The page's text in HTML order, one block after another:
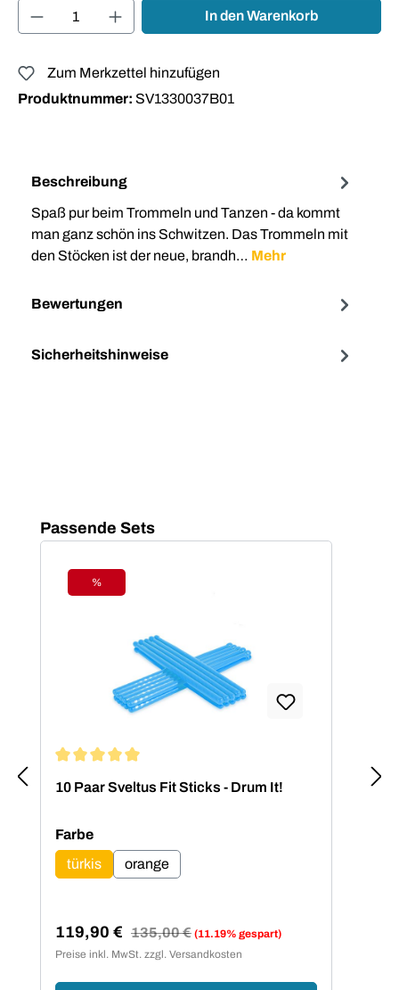
Produkt Anzahl: Gib den gewünschten
In den Warenkorb
Zum Merkzettel hinzufügen
Produktnummer: SV1330037B01
Beschreibung
Spaß pur beim Trommeln und Tanzen - da kommt
man ganz schön ins Schwitzen. Das Trommeln mit
den Stöcken ist der neue, brandh… Mehr
Bewertungen
Sicherheitshinweise
Produktgalerie überspringen
Passende Sets
Rabatt
%
10 Paar Sveltus Fit Sticks - Drum It!
Farbeauswählen
türkis
orange
Verkaufspreis:
119,90 € Regulärer Preis:
135,00 € (11.19% gespart)
Preise inkl. MwSt. zzgl. Versandkosten
2